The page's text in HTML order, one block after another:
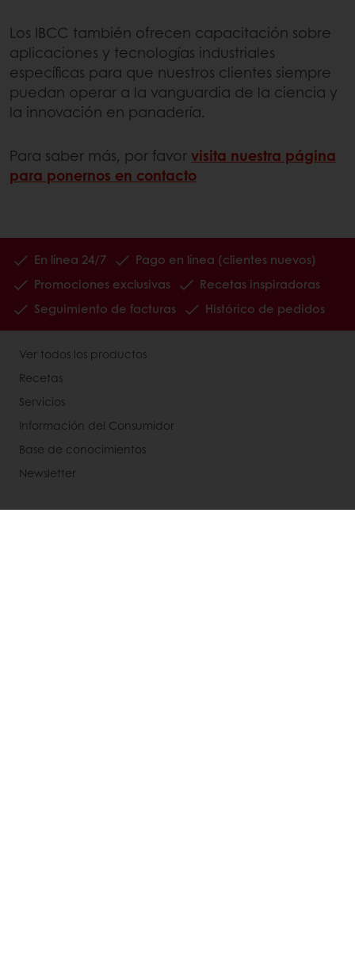
Los IBCC también ofrecen capacitación sobre
aplicaciones y tecnologías industriales
específicas para que nuestros clientes siempre
puedan operar a la vanguardia de la ciencia y
la innovación en panadería.
Para saber más, por favorvisita nuestra página
para ponernos en contacto
En línea 24/7
Pago en línea (clientes nuevos)
Promociones exclusivas
Recetas inspiradoras
Seguimiento de facturas
Histórico de pedidos
Ver todos los productos
Recetas
Servicios
Información del Consumidor
Base de conocimientos
Newsletter
Acerca de Puratos